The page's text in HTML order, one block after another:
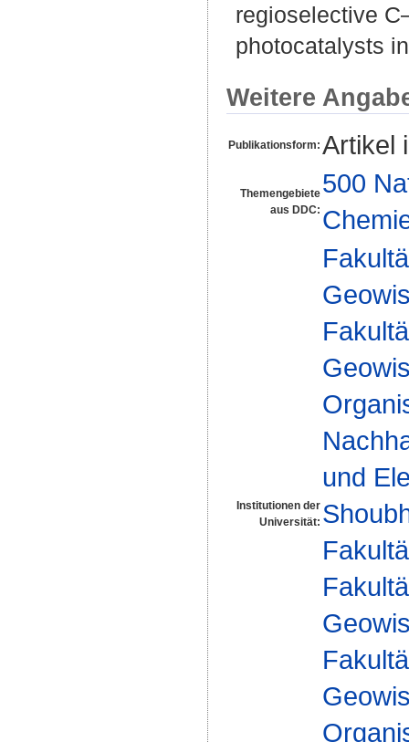
regioselective
photocatalysts
Weitere
Publikationsform: Artikel
Themengebiete
aus DDC:
500
Institutionen der
Universität:
und